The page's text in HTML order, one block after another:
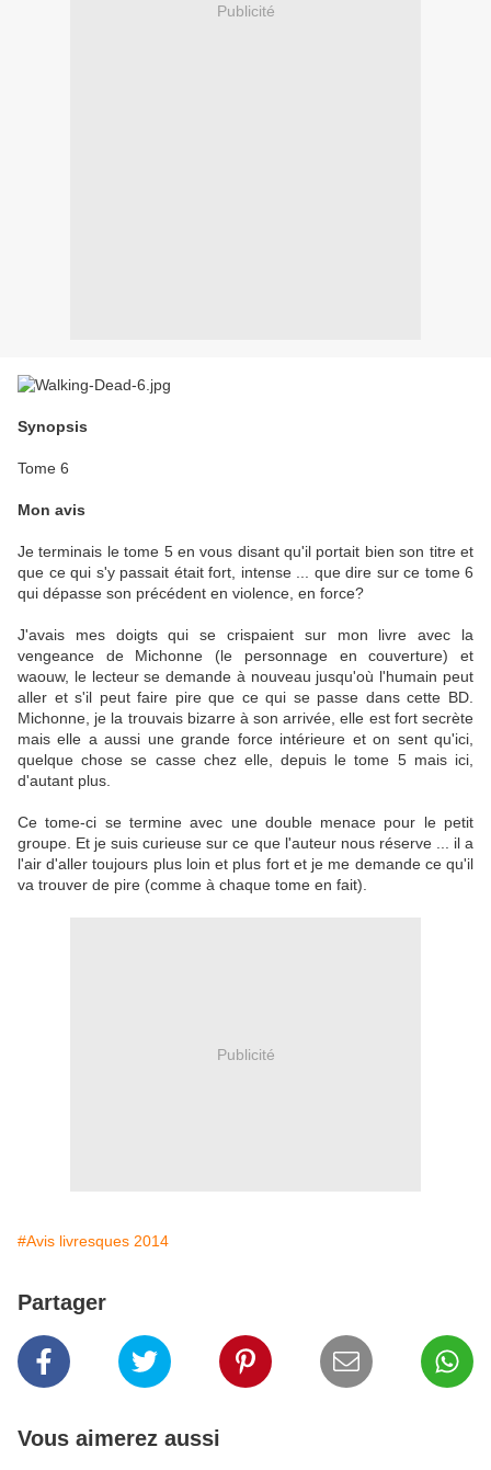
Publicité
Synopsis
Tome 6
Mon avis
Je terminais le tome 5 en vous disant qu'il portait bien son titre et
que ce qui s'y passait était fort, intense ... que dire sur ce tome 6
qui dépasse son précédent en violence, en force?
J'avais mes doigts qui se crispaient sur mon livre avec la
vengeance de Michonne (le personnage en couverture) et
waouw, le lecteur se demande à nouveau jusqu'où l'humain peut
aller et s'il peut faire pire que ce qui se passe dans cette BD.
Michonne, je la trouvais bizarre à son arrivée, elle est fort secrète
mais elle a aussi une grande force intérieure et on sent qu'ici,
quelque chose se casse chez elle, depuis le tome 5 mais ici,
d'autant plus.
Ce tome-ci se termine avec une double menace pour le petit
groupe. Et je suis curieuse sur ce que l'auteur nous réserve ... il a
l'air d'aller toujours plus loin et plus fort et je me demande ce qu'il
va trouver de pire (comme à chaque tome en fait).
Publicité
#Avis livresques 2014
Partager
Vous aimerez aussi